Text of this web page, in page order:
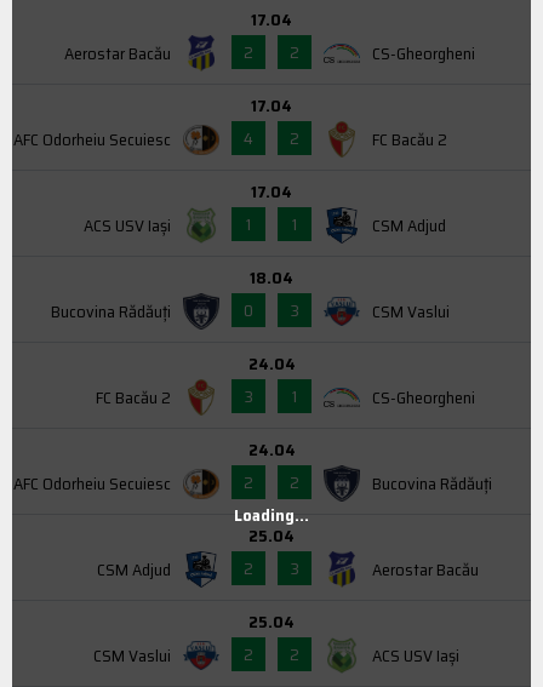
Aerostar Bacău
17.04
2
2 CS-Gheorgheni
AFC Odorheiu Secuiesc
17.04
4
2 FC Bacău 2
ACS USV Iaşi
17.04
1
1 CSM Adjud
Bucovina Rădăuți
18.04
0
3 CSM Vaslui
FC Bacău 2
24.04
3
1 CS-Gheorgheni
AFC Odorheiu Secuiesc
24.04
2
2 Bucovina Rădăuți
CSM Adjud
25.04
2
3 Aerostar Bacău
CSM Vaslui
25.04
2
2 ACS USV Iaşi
Loading...